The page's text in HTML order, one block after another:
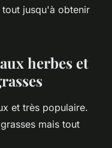
jusqu'à obtenir
herbes et
et très populaire.
mais tout